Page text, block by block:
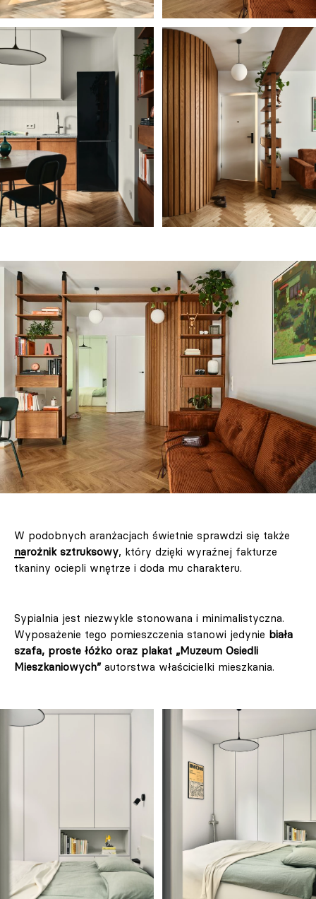
W podobnych aranżacjach świetnie sprawdzi się także
narożnik sztruksowy, który dzięki wyraźnej fakturze
tkaniny ociepli wnętrze i doda mu charakteru.
Sypialnia jest niezwykle stonowana i minimalistyczna.
Wyposażenie tego pomieszczenia stanowi jedynie biała
szafa, proste łóżko oraz plakat „Muzeum Osiedli
Mieszkaniowych” autorstwa właścicielki mieszkania.